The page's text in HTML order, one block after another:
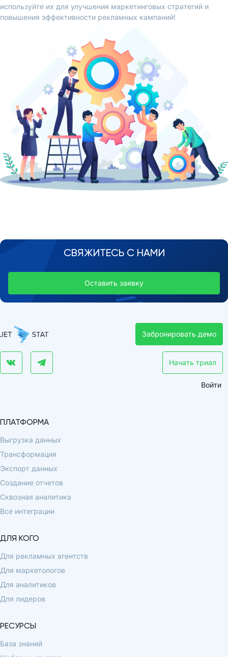
используйте их для улучшения маркетинговых стратегий и
повышения эффективности рекламных кампаний!
СВЯЖИТЕСЬ С НАМИ
Оставить заявку
Забронировать демо
Начать триал
Войти
ПЛАТФОРМА
Выгрузка данных
Трансформация
Экспорт данных
Создание отчетов
Сквозная аналитика
Все интеграции
ДЛЯ КОГО
Для рекламных агентств
Для маркетологов
Для аналитиков
Для лидеров
РЕСУРСЫ
База знаний